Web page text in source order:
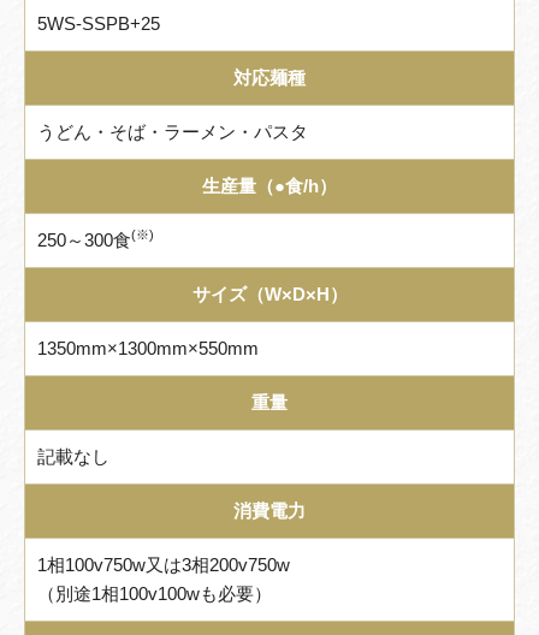
5WS-SSPB+25
対応麺種
うどん・そば・ラーメン・パスタ
生産量（●食/h）
250～300食(※)
サイズ（W×D×H）
1350mm×1300mm×550mm
重量
記載なし
消費電力
1相100v750w又は3相200v750w
（別途1相100v100wも必要）